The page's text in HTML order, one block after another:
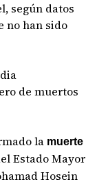
según datos
no han sido
de muertos
la muerte
Estado Mayor
Hosein